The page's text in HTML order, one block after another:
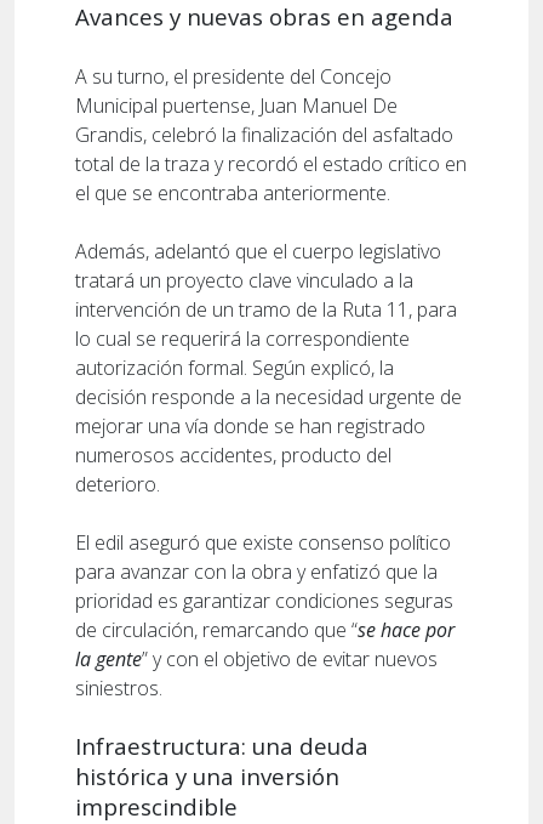
Avances y nuevas obras en agenda
A su turno, el presidente del Concejo
Municipal puertense, Juan Manuel De
Grandis, celebró la finalización del asfaltado
total de la traza y recordó el estado crítico en
el que se encontraba anteriormente.
Además, adelantó que el cuerpo legislativo
tratará un proyecto clave vinculado a la
intervención de un tramo de la Ruta 11, para
lo cual se requerirá la correspondiente
autorización formal. Según explicó, la
decisión responde a la necesidad urgente de
mejorar una vía donde se han registrado
numerosos accidentes, producto del
deterioro.
El edil aseguró que existe consenso político
para avanzar con la obra y enfatizó que la
prioridad es garantizar condiciones seguras
de circulación, remarcando que “se hace por
la gente” y con el objetivo de evitar nuevos
siniestros.
Infraestructura: una deuda
histórica y una inversión
imprescindible